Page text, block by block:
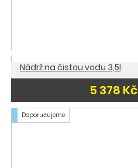
Nádrž na čistou vodu 3,5l
5 378 Kč
Doporučujeme